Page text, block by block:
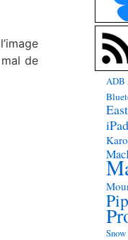
de
ADB
iPad